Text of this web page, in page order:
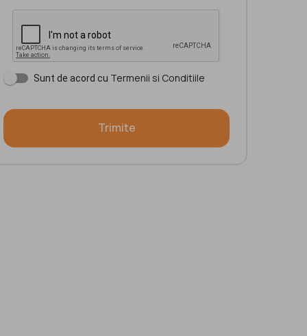
Sunt de acord cu Termenii si Conditiile
Trimite